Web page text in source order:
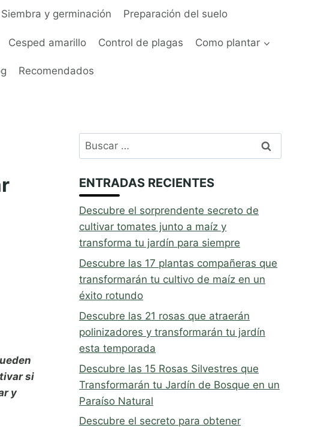
Siembra y germinación Preparación del suelo
Cesped amarillo Control de plagas Como plantar
Recomendados
si
y
Buscar:
ENTRADAS RECIENTES
Descubre el sorprendente secreto de
cultivar tomates junto a maíz y
transforma tu jardín para siempre
Descubre las 17 plantas compañeras que
transformarán tu cultivo de maíz en un
éxito rotundo
Descubre las 21 rosas que atraerán
polinizadores y transformarán tu jardín
esta temporada
Descubre las 15 Rosas Silvestres que
Transformarán tu Jardín de Bosque en un
Paraíso Natural
Descubre el secreto para obtener